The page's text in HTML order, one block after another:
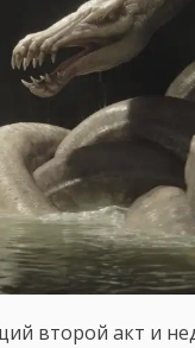
второй акт и